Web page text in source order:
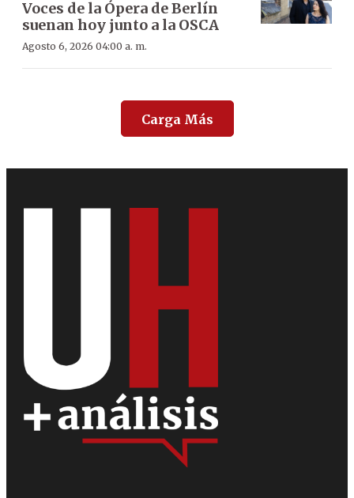
Voces de la Ópera de Berlín
suenan hoy junto a la OSCA
Agosto 6, 2026 04:00 a. m.
Carga Más